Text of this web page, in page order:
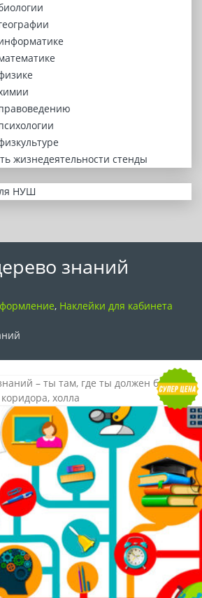
жизнедеятельности стенды
НУШ
знаний
, Наклейки для кабинета